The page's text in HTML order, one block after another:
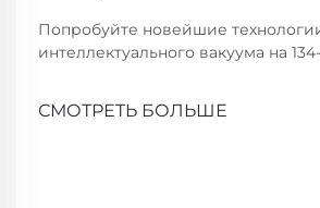
Попробуйте новейшие
интеллектуального вакуума на
Приходите на демонстрацию!
СМОТРЕТЬ БОЛЬШЕ